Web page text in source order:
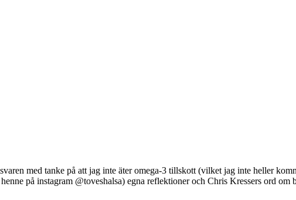
med tanke på att jag inte äter omega-3 tillskott (vilket jag inte heller
på instagram @toveshalsa) egna reflektioner och Chris Kressers ord om